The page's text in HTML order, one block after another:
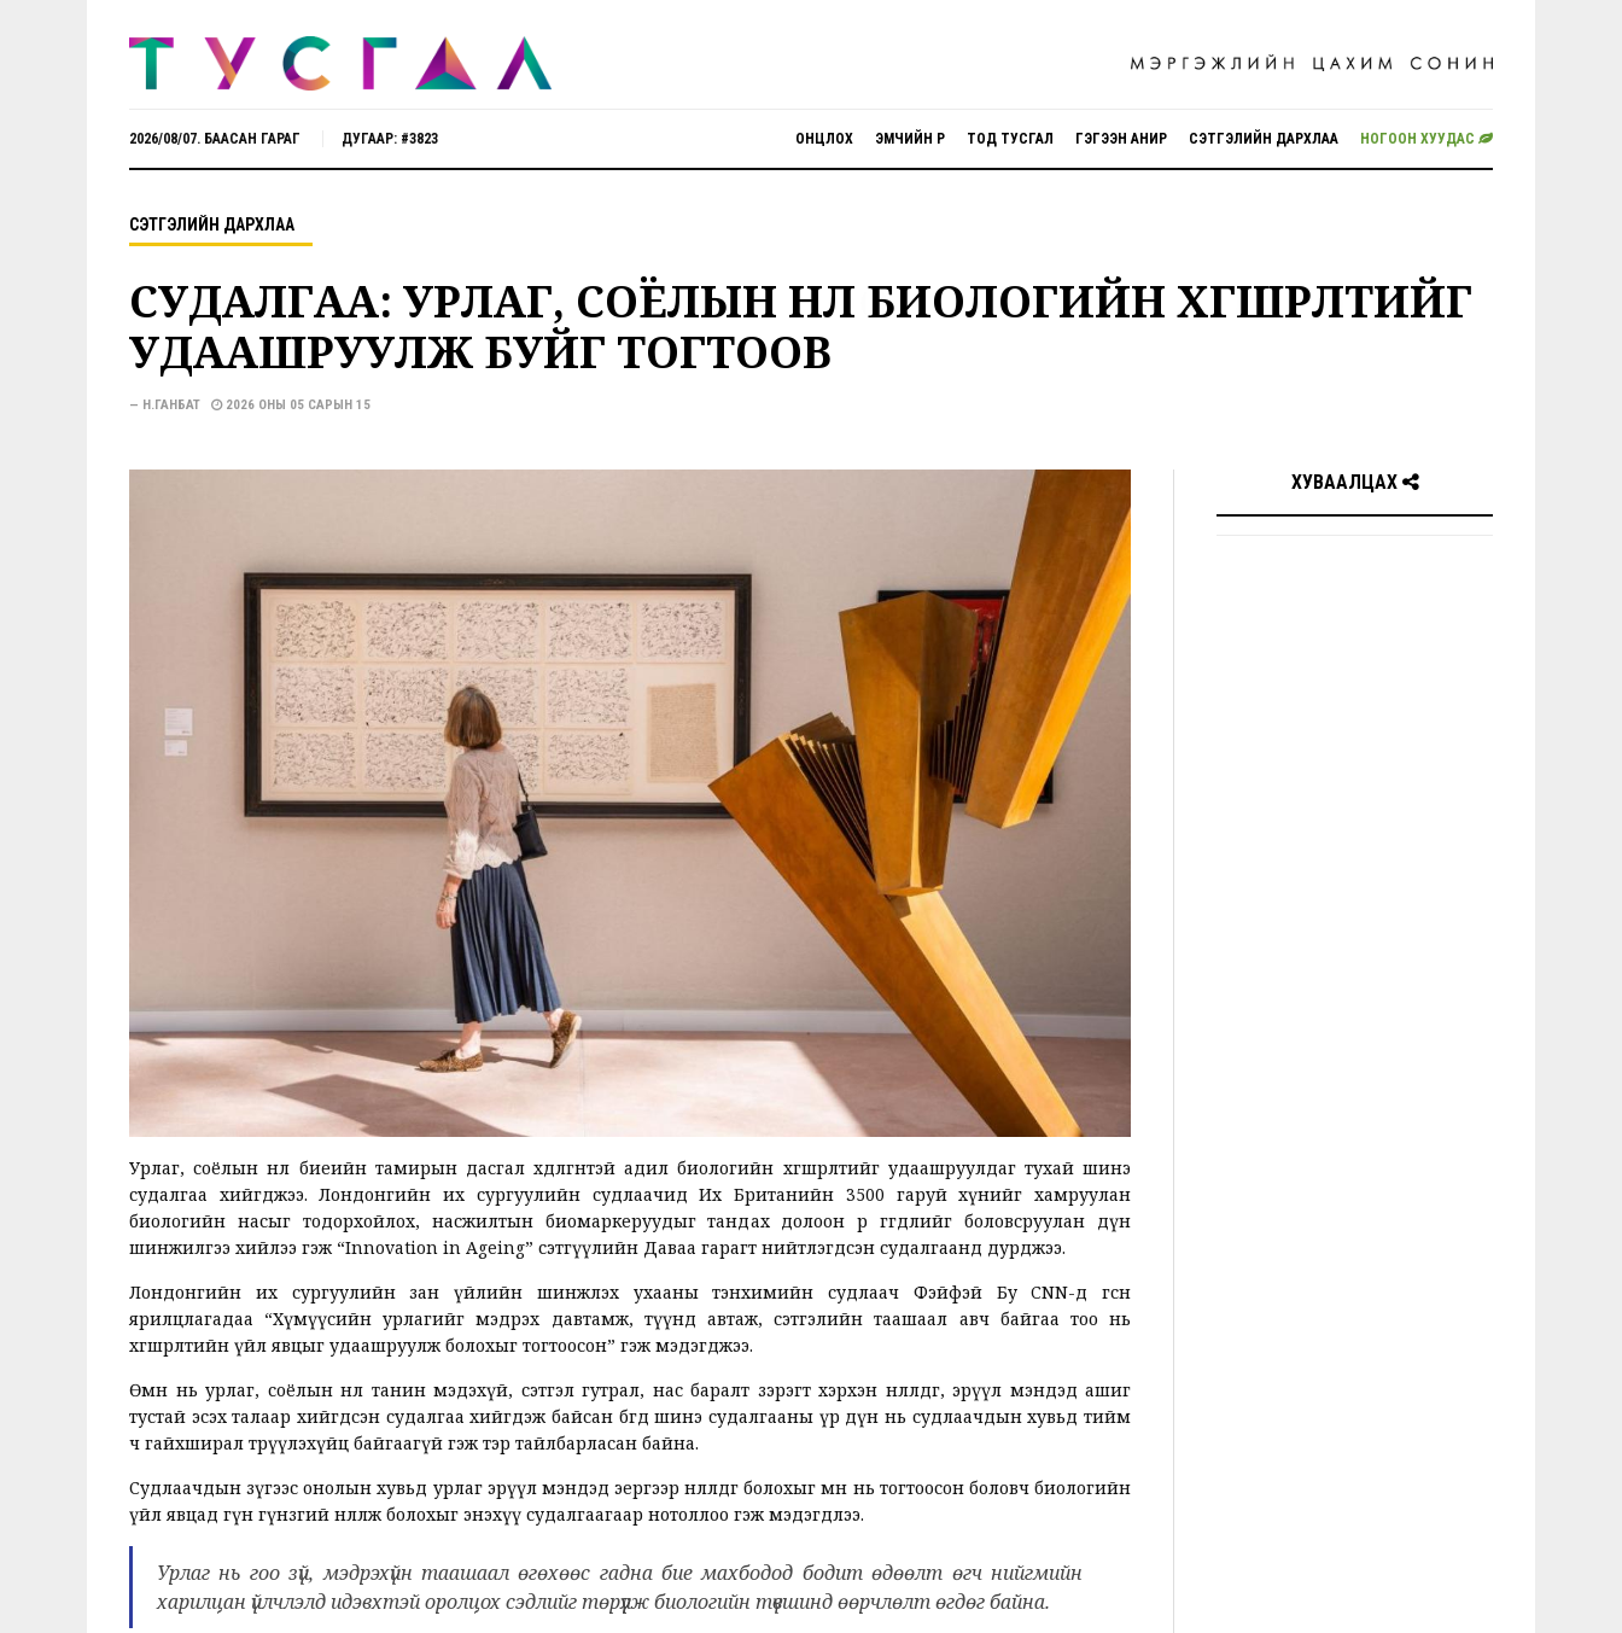
ОНЦЛОХ ЭМЧИЙН ӨРӨӨ ТОД ТУСГАЛ ГЭГЭЭН АНИР СЭТГЭЛИЙН ДАРХЛАА НОГООН ХУУДАС
2026/08/07. БААСАН ГАРАГ ДУГААР: #3823
СЭТГЭЛИЙН ДАРХЛАА
СУДАЛГАА: УРЛАГ, СОЁЛЫН НӨЛӨӨ БИОЛОГИЙН ХӨГШРӨЛТИЙГ
УДААШРУУЛЖ БУЙГ ТОГТООВ
— Н.ГАНБАТ 2026 ОНЫ 05 САРЫН 15
Урлаг, соёлын нөлөө биеийн тамирын дасгал хөдөлгөөнтэй адил биологийн хөгшрөлтийг удаашруулдаг тухай шинэ
судалгаа хийгджээ. Лондонгийн их сургуулийн судлаачид Их Британийн 3500 гаруй хүнийг хамруулан
биологийн насыг тодорхойлох, насжилтын биомаркеруудыг тандах долоон өөр өгөгдлийг боловсруулан дүн
шинжилгээ хийлээ гэж “Innovation in Ageing” сэтгүүлийн Даваа гарагт нийтлэгдсэн судалгаанд дурджээ.
Лондонгийн их сургуулийн зан үйлийн шинжлэх ухааны тэнхимийн судлаач Фэйфэй Бу CNN-д өгсөн
ярилцлагадаа “Хүмүүсийн урлагийг мэдрэх давтамж, түүнд автаж, сэтгэлийн таашаал авч байгаа тоо нь
хөгшрөлтийн үйл явцыг удаашруулж болохыг тогтоосон” гэж мэдэгджээ.
Өмнө нь урлаг, соёлын нөлөө танин мэдэхүй, сэтгэл гутрал, нас баралт зэрэгт хэрхэн нөлөөлдөг, эрүүл мэндэд ашиг
тустай эсэх талаар хийгдсэн судалгаа хийгдэж байсан бөгөөд шинэ судалгааны үр дүн нь судлаачдын хувьд тийм
ч гайхширал төрүүлэхүйц байгаагүй гэж тэр тайлбарласан байна.
Судлаачдын зүгээс онолын хувьд урлаг эрүүл мэндэд эергээр нөлөөлдөг болохыг өмнө нь тогтоосон боловч биологийн
үйл явцад гүн гүнзгий нөлөөлж болохыг энэхүү судалгаагаар нотоллоо гэж мэдэгдлээ.
Урлаг нь гоо зүй, мэдрэхүйн таашаал өгөхөөс гадна бие махбодод бодит өдөөлт өгч нийгмийн
харилцан үйлчлэлд идэвхтэй оролцох сэдлийг төрүүлж биологийн түвшинд өөрчлөлт өгдөг байна.
ХУВААЛЦАХ